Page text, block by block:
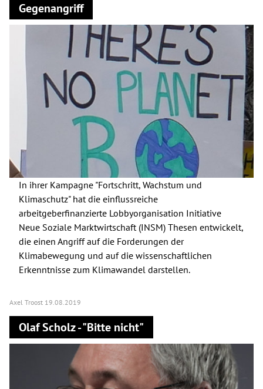
Gegenangriff
In ihrer Kampagne "Fortschritt, Wachstum und
Klimaschutz" hat die einflussreiche
arbeitgeberfinanzierte Lobbyorganisation Initiative
Neue Soziale Marktwirtschaft (INSM) Thesen entwickelt,
die einen Angriff auf die Forderungen der
Klimabewegung und auf die wissenschaftlichen
Erkenntnisse zum Klimawandel darstellen.
Axel Troost 19.08.2019
Olaf Scholz - "Bitte nicht"